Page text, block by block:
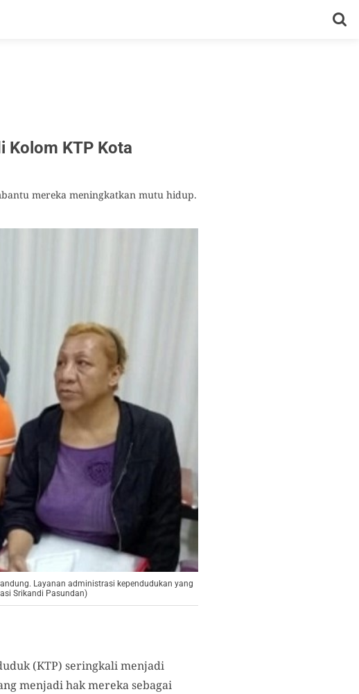
Kolom KTP Kota
mereka meningkatkan mutu hidup.
Layanan administrasi kependudukan yang
Srikandi Pasundan)
(KTP) seringkali menjadi
menjadi hak mereka sebagai